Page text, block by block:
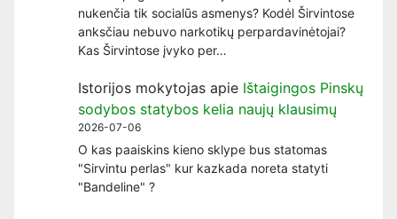
nukenčia tik socialūs asmenys? Kodėl Širvintose
anksčiau nebuvo narkotikų perpardavinėtojai?
Kas Širvintose įvyko per…
Istorijos mokytojas apie Ištaigingos Pinskų
sodybos statybos kelia naujų klausimų
2026-07-06
O kas paaiskins kieno sklype bus statomas
"Sirvintu perlas" kur kazkada noreta statyti
"Bandeline" ?